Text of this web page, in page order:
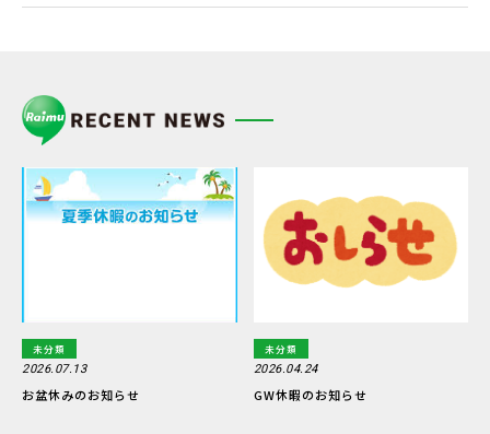
未分類
2026.07.13
お盆休みのお知らせ
未分類
2026.04.24
GW休暇のお知らせ